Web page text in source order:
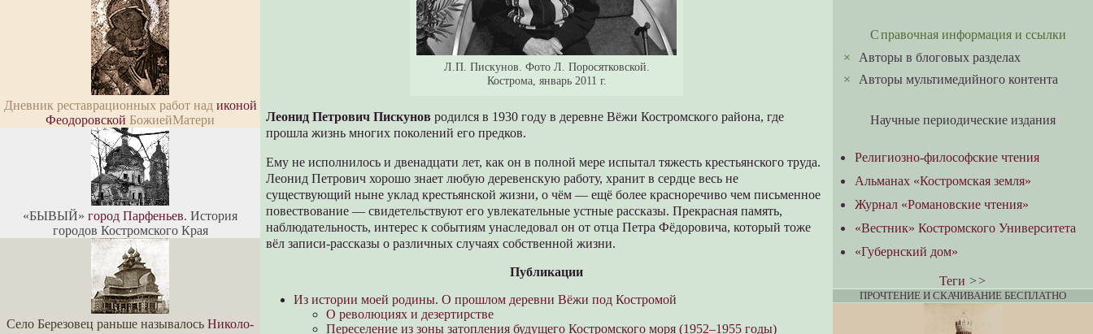
Л.П. Пискунов. Фото Л. Поросятковской.
Кострома, январь 2011 г.
Леонид Петрович Пискунов родился в 1930 году в деревне Вёжи Костромского района, где
прошла жизнь многих поколений его предков.
Ему не исполнилось и двенадцати лет, как он в полной мере испытал тяжесть крестьянского труда.
Леонид Петрович хорошо знает любую деревенскую работу, хранит в сердце весь не
существующий ныне уклад крестьянской жизни, о чём — ещё более красноречиво чем письменное
повествование — свидетельствуют его увлекательные устные рассказы. Прекрасная память,
наблюдательность, интерес к событиям унаследовал он от отца Петра Фёдоровича, который тоже
вёл записи-рассказы о различных случаях собственной жизни.
Публикации
Из истории моей родины. О прошлом деревни Вёжи под Костромой
О революциях и дезертирстве
Переселение из зоны затопления будущего Костромского моря (1952–1955 годы)
Дневник реставрационных работ над иконой
Феодоровской БожиейМатери
«БЫВЫЙ» город Парфеньев. История
городов Костромского Края
Село Березовец раньше называлось Николо-
Справочная информация и ссылки
Авторы в блоговых разделах
Авторы мультимедийного контента
Научные периодические издания
Религиозно-философские чтения
Альманах «Костромская земля»
Журнал «Романовские чтения»
«Вестник» Костромского Университета
«Губернский дом»
Теги >>
ПРОЧТЕНИЕ И СКАЧИВАНИЕ БЕСПЛАТНО